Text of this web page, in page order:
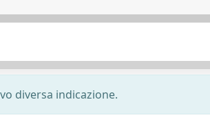
diversa indicazione.